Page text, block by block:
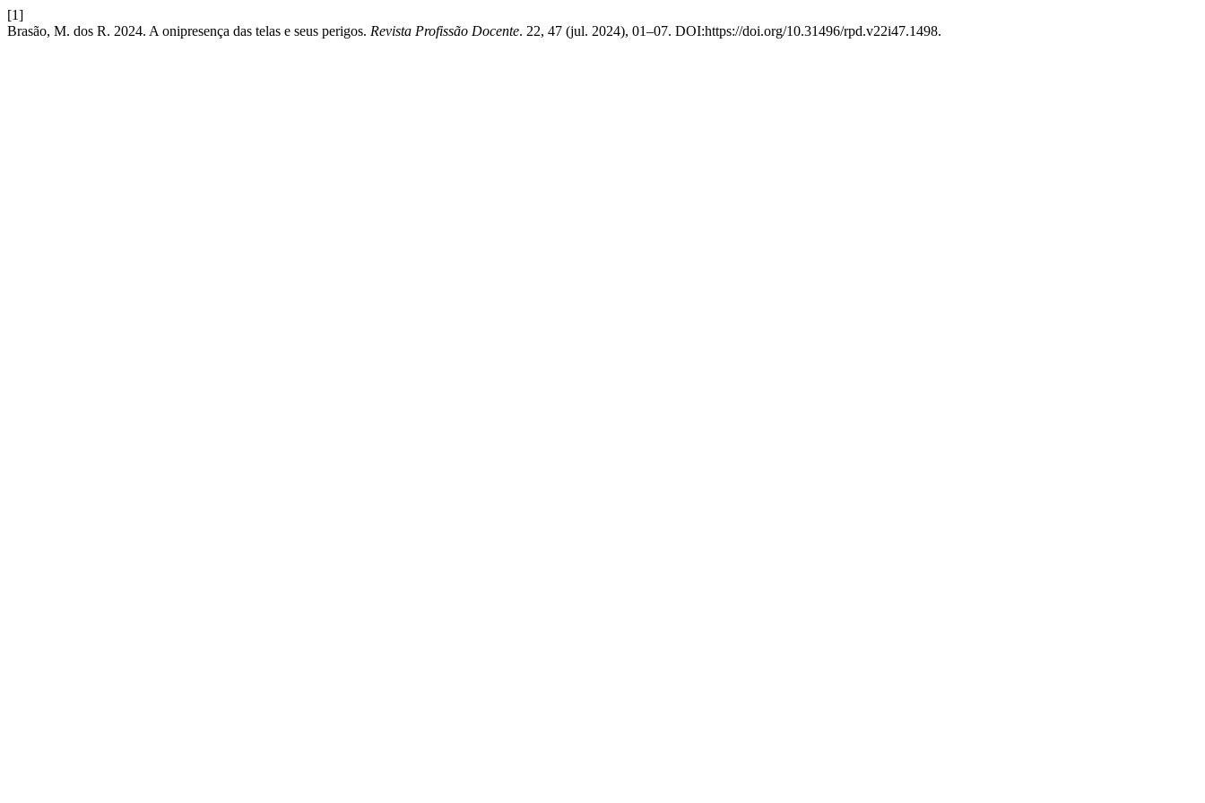
[1]
Brasão, M. dos R. 2024. A onipresença das telas e seus perigos. Revista Profissão Docente. 22, 47 (jul. 2024), 01–07. DOI:https://doi.org/10.31496/rpd.v22i47.1498.